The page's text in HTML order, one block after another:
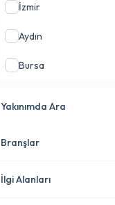
İzmir
Aydın
Bursa
Yakınımda Ara
Konumuma yakın uzmanları
Branşlar
İlgi Alanları